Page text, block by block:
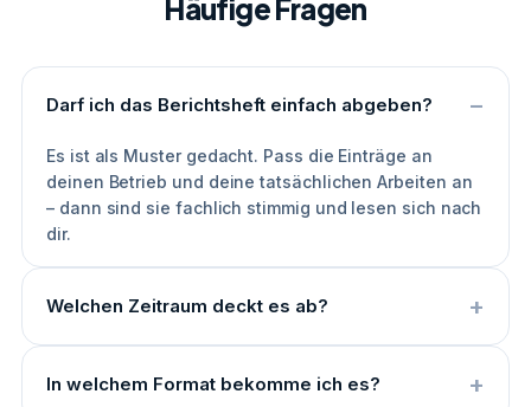
Häufige Fragen
Darf ich das Berichtsheft einfach abgeben?
Es ist als Muster gedacht. Pass die Einträge an
deinen Betrieb und deine tatsächlichen Arbeiten an
– dann sind sie fachlich stimmig und lesen sich nach
dir.
Welchen Zeitraum deckt es ab?
In welchem Format bekomme ich es?